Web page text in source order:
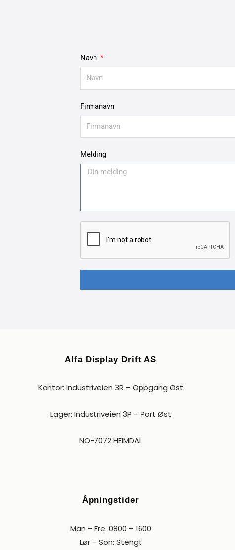
Navn
Firmanavn
Melding
Alfa Display Drift AS
Kontor: Industriveien 3R – Oppgang Øst
Lager: Industriveien 3P – Port Øst
NO-7072 HEIMDAL
Åpningstider
Man – Fre: 0800 – 1600
Lør – Søn: Stengt